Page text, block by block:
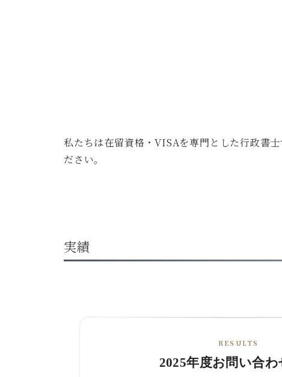
私たちは在留資格・VISAを専門とした行政書
ださい。
実績
RESULTS
2025年度お問い合わ